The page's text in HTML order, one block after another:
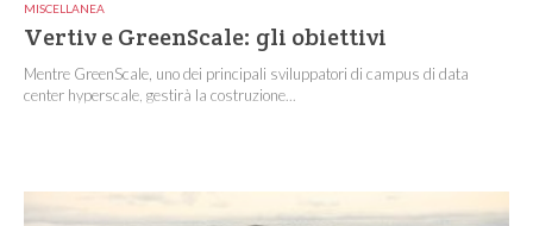
MISCELLANEA
Vertiv e GreenScale: gli obiettivi
Mentre GreenScale, uno dei principali sviluppatori di campus di data
center hyperscale, gestirà la costruzione...